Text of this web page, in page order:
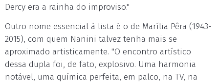
Dercy era a rainha do improviso."
Outro nome essencial à lista é o de Marília Pêra (1943-
2015), com quem Nanini talvez tenha mais se
aproximado artisticamente. "O encontro artístico
dessa dupla foi, de fato, explosivo. Uma harmonia
notável, uma química perfeita, em palco, na TV, na